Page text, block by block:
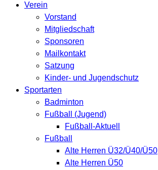
Verein
Vorstand
Mitgliedschaft
Sponsoren
Mailkontakt
Satzung
Kinder- und Jugendschutz
Sportarten
Badminton
Fußball (Jugend)
Fußball-Aktuell
Fußball
Alte Herren Ü32/Ü40/Ü50
Alte Herren Ü50